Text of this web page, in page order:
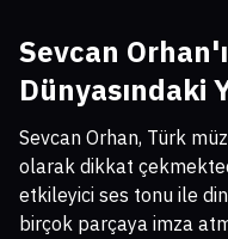
Sevcan
Dünyasındaki
Sevcan Orhan, Türk
olarak dikkat
etkileyici ses tonu ile
birçok parçaya imza